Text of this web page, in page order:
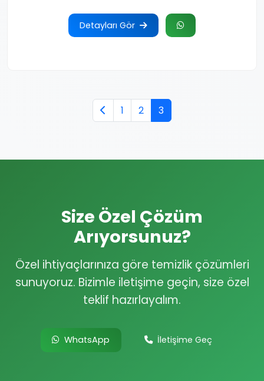
Detayları Gör
1 2 3
Size Özel Çözüm
Arıyorsunuz?
Özel ihtiyaçlarınıza göre temizlik çözümleri
sunuyoruz. Bizimle iletişime geçin, size özel
teklif hazırlayalım.
WhatsApp İletişime Geç